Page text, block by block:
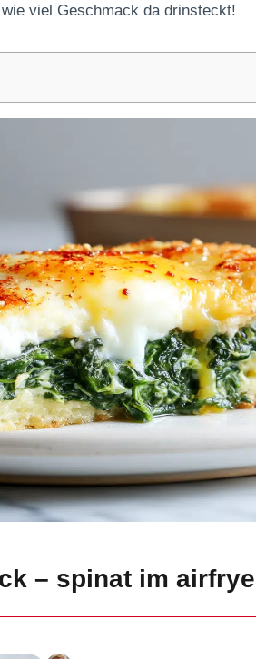
viel Geschmack da drinsteckt!
– spinat im